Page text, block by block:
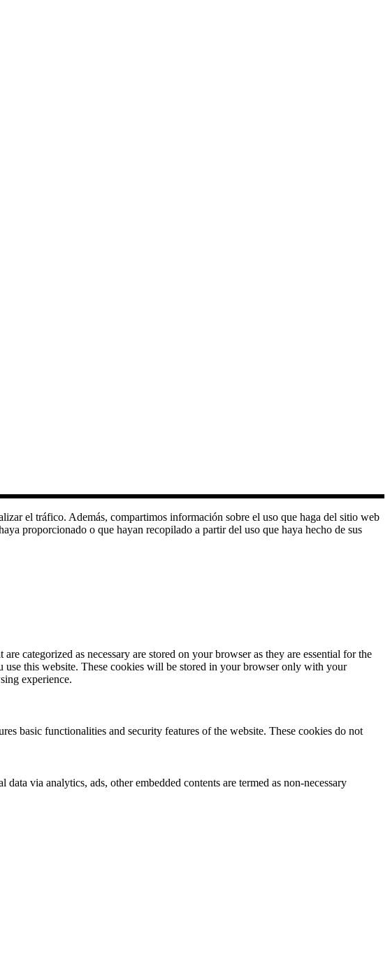
el tráfico. Además, compartimos información sobre el uso que haga del sitio web
proporcionado o que hayan recopilado a partir del uso que haya hecho de sus
categorized as necessary are stored on your browser as they are essential for the
this website. These cookies will be stored in your browser only with your
experience.
basic functionalities and security features of the website. These cookies do not
via analytics, ads, other embedded contents are termed as non-necessary